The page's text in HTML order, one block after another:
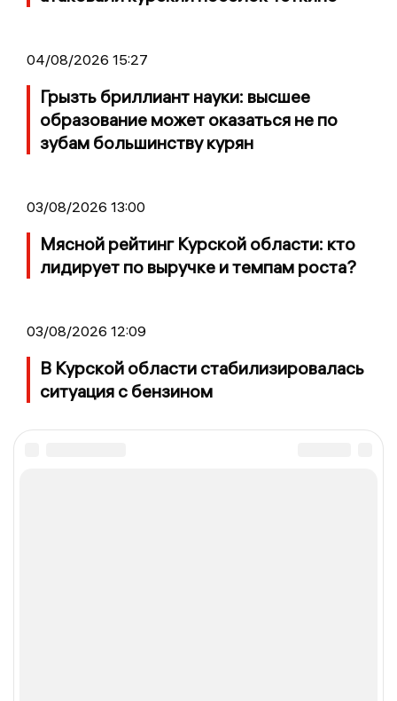
04/08/2026 15:27
Грызть бриллиант науки: высшее
образование может оказаться не по
зубам большинству курян
03/08/2026 13:00
Мясной рейтинг Курской области: кто
лидирует по выручке и темпам роста?
03/08/2026 12:09
В Курской области стабилизировалась
ситуация с бензином